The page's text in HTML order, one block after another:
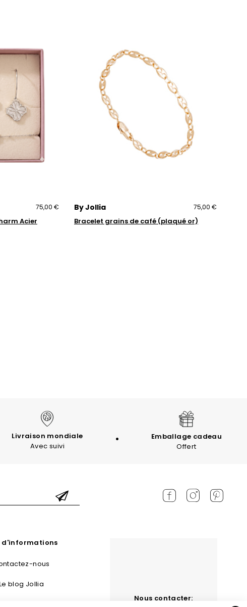
75,00 €
Acier
By Jollia 75,00 €
Bracelet grains de café (plaqué or)
Livraison mondiale
Avec suivi
Emballage cadeau
Offert
d'informations
nous
blog Jollia
Nous contacter: